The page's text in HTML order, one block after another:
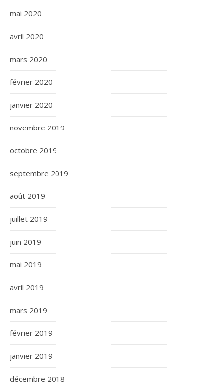
mai 2020
avril 2020
mars 2020
février 2020
janvier 2020
novembre 2019
octobre 2019
septembre 2019
août 2019
juillet 2019
juin 2019
mai 2019
avril 2019
mars 2019
février 2019
janvier 2019
décembre 2018